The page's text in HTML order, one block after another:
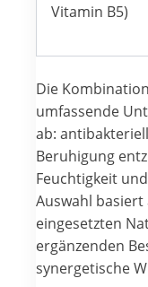
Vitamin B5)
Die
umfassende
ab:
Beruhigung
Feuchtigkeit
Auswahl
eingesetzten
ergänzenden
synergetische